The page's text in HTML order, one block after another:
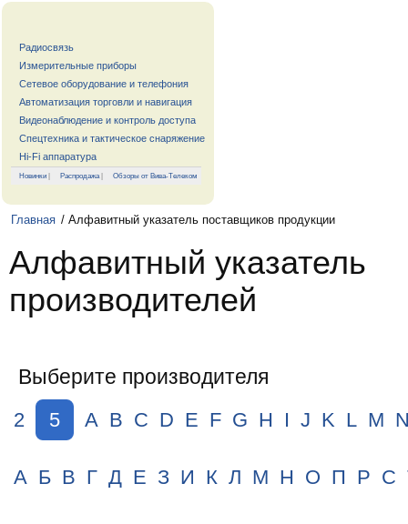
Радиосвязь
Измерительные приборы
Сетевое оборудование и телефония
Автоматизация торговли и навигация
Видеонаблюдение и контроль доступа
Спецтехника и тактическое снаряжение
Hi-Fi аппаратура
Новинки | Распродажа| Обзоры от Вива-Телеком
Главная / Алфавитный указатель поставщиков продукции
Алфавитный указатель
производителей
Выберите производителя
2 5 A B C D E F G H I J K L M
А Б В Г Д Е З И К Л М Н О П Р С